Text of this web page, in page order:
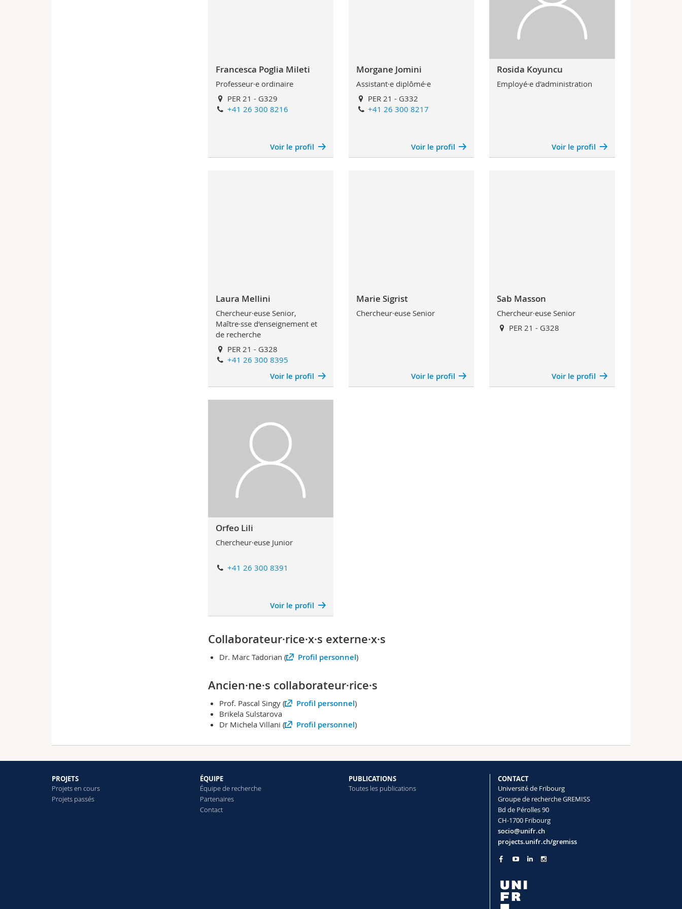
Francesca Poglia Mileti
Professeur·e ordinaire
PER 21 - G329
+41 26 300 8216
Voir le profil
Morgane Jomini
Assistant·e diplômé·e
PER 21 - G332
+41 26 300 8217
Voir le profil
Rosida Koyuncu
Employé·e d'administration
Voir le profil
Laura Mellini
Chercheur·euse Senior,
Maître·sse d'enseignement et
de recherche
PER 21 - G328
+41 26 300 8395
Voir le profil
Marie Sigrist
Chercheur·euse Senior
Voir le profil
Sab Masson
Chercheur·euse Senior
PER 21 - G328
Voir le profil
Orfeo Lili
Chercheur·euse Junior
+41 26 300 8391
Voir le profil
Collaborateur·rice·x·s externe·x·s
Dr. Marc Tadorian ( Profil personnel)
Ancien·ne·s collaborateur·rice·s
Prof. Pascal Singy ( Profil personnel)
Brikela Sulstarova
Dr Michela Villani (
Profil personnel)
PROJETS
Projets en cours
Projets passés
ÉQUIPE
Équipe de recherche
Partenaires
Contact
PUBLICATIONS
Toutes les publications
CONTACT
Université de Fribourg
Groupe de recherche GREMISS
Bd de Pérolles 90
CH-1700 Fribourg
socio@unifr.ch
projects.unifr.ch/gremiss